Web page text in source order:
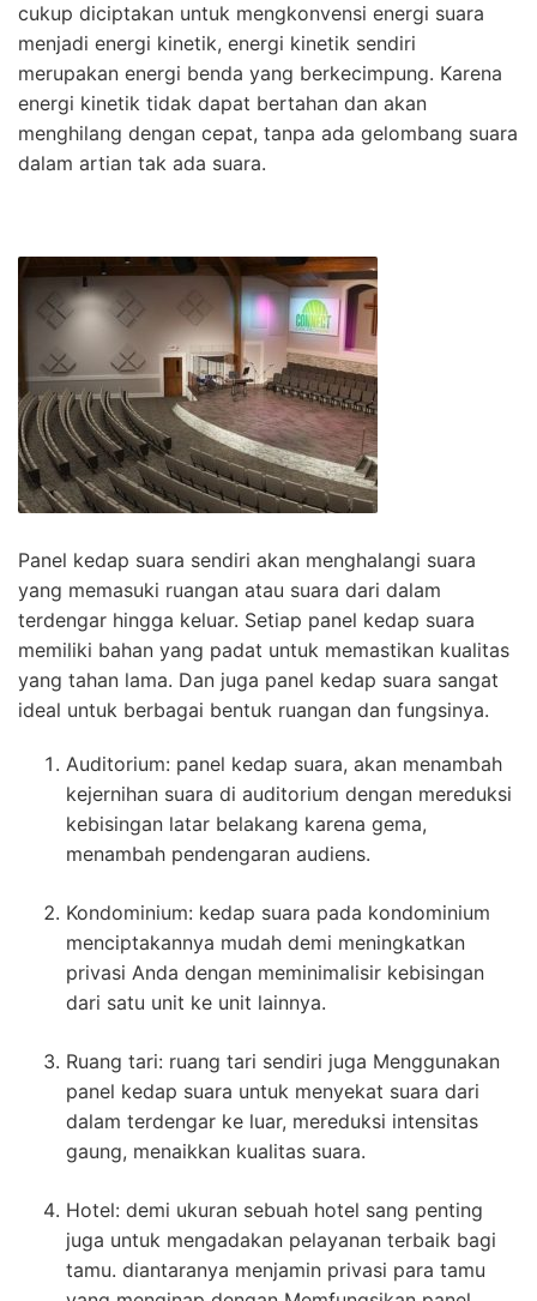
cukup diciptakan untuk mengkonvensi energi suara
menjadi energi kinetik, energi kinetik sendiri
merupakan energi benda yang berkecimpung. Karena
energi kinetik tidak dapat bertahan dan akan
menghilang dengan cepat, tanpa ada gelombang suara
dalam artian tak ada suara.
Panel kedap suara sendiri akan menghalangi suara
yang memasuki ruangan atau suara dari dalam
terdengar hingga keluar. Setiap panel kedap suara
memiliki bahan yang padat untuk memastikan kualitas
yang tahan lama. Dan juga panel kedap suara sangat
ideal untuk berbagai bentuk ruangan dan fungsinya.
Auditorium: panel kedap suara, akan menambah
kejernihan suara di auditorium dengan mereduksi
kebisingan latar belakang karena gema,
menambah pendengaran audiens.
Kondominium: kedap suara pada kondominium
menciptakannya mudah demi meningkatkan
privasi Anda dengan meminimalisir kebisingan
dari satu unit ke unit lainnya.
Ruang tari: ruang tari sendiri juga Menggunakan
panel kedap suara untuk menyekat suara dari
dalam terdengar ke luar, mereduksi intensitas
gaung, menaikkan kualitas suara.
Hotel: demi ukuran sebuah hotel sang penting
juga untuk mengadakan pelayanan terbaik bagi
tamu. diantaranya menjamin privasi para tamu